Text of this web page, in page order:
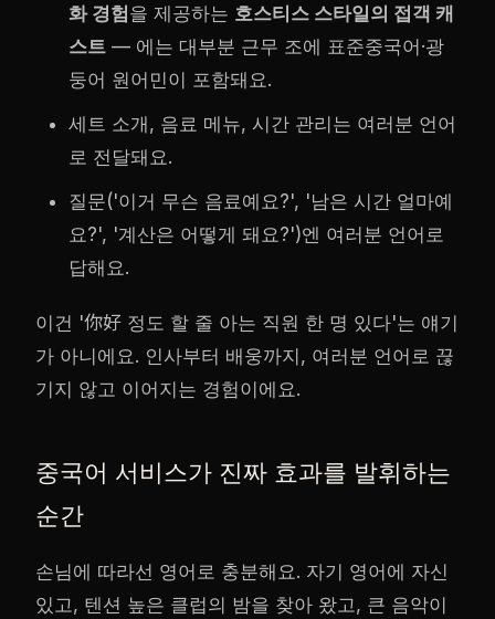
화 경험을 제공하는 호스티스 스타일의 접객 캐
스트 — 에는 대부분 근무 조에 표준중국어·광
둥어 원어민이 포함돼요.
세트 소개, 음료 메뉴, 시간 관리는 여러분 언어
로 전달돼요.
질문('이거 무슨 음료예요?', '남은 시간 얼마예
요?', '계산은 어떻게 돼요?')엔 여러분 언어로
답해요.
이건 '你好 정도 할 줄 아는 직원 한 명 있다'는 얘기
가 아니에요. 인사부터 배웅까지, 여러분 언어로 끊
기지 않고 이어지는 경험이에요.
중국어 서비스가 진짜 효과를 발휘하는
순간
손님에 따라선 영어로 충분해요. 자기 영어에 자신
있고, 텐션 높은 클럽의 밤을 찾아 왔고, 큰 음악이